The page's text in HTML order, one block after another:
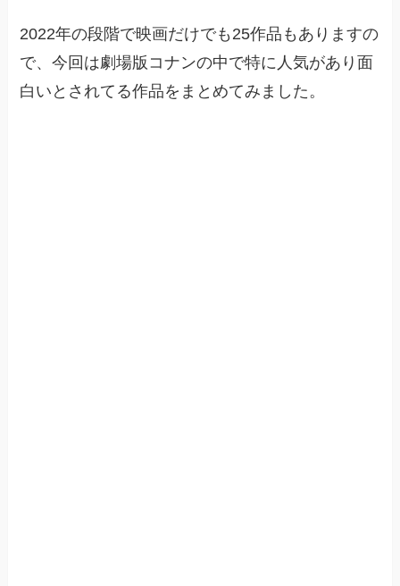
2022年の段階で映画だけでも25作品もありますの
で、今回は劇場版コナンの中で特に人気があり面
白いとされてる作品をまとめてみました。